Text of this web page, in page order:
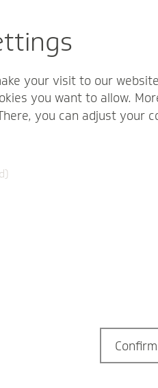
Das SV-Meldeportal:
kannst du das SV-
auszufüllen und
your visit to our
you want to allow.
you can adjust your